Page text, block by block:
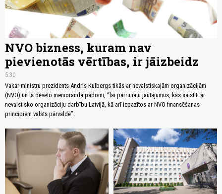
NVO bizness, kuram nav
pievienotās vērtības, ir jāizbeidz
5:30
Vakar ministru prezidents Andris Kulbergs tikās ar nevalstiskajām organizācijām
(NVO) un tā dēvēto memoranda padomi, “lai pārrunātu jautājumus, kas saistīti ar
nevalstisko organizāciju darbību Latvijā, kā arī iepazītos ar NVO finansēšanas
principiem valsts pārvaldē”.